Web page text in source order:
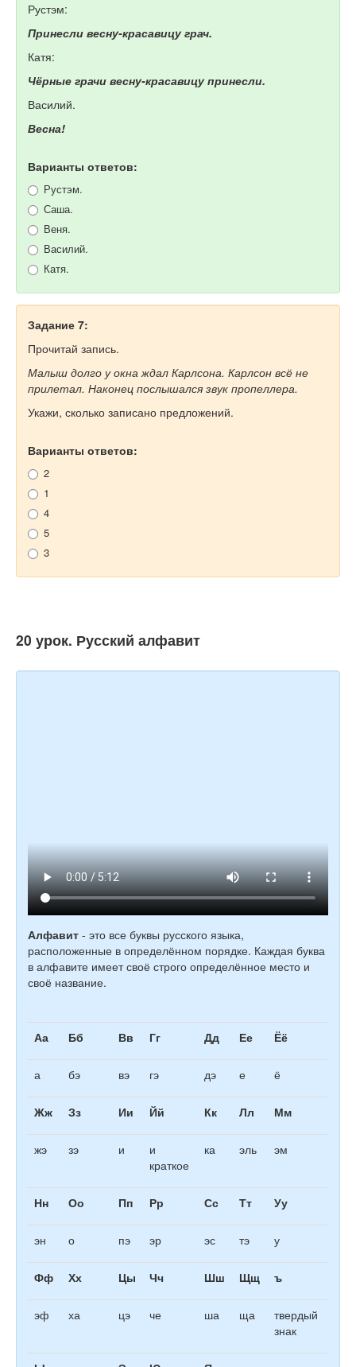
Рустэм:
Принесли весну-красавицу грач.
Катя:
Чёрные грачи весну-красавицу принесли.
Василий.
Весна!
Варианты ответов:
Рустэм.
Саша.
Веня.
Василий.
Катя.
Задание 7:
Прочитай запись.
Малыш долго у окна ждал Карлсона. Карлсон всё не
прилетал. Наконец послышался звук пропеллера.
Укажи, сколько записано предложений.
Варианты ответов:
2
1
4
5
3
20 урок. Русский алфавит
Алфавит - это все буквы русского языка,
расположенные в определённом порядке. Каждая буква
в алфавите имеет своё строго определённое место и
своё название.
Аа Бб Вв Гг Дд Ее Ёё
а бэ вэ гэ дэ е ё
Жж Зз Ии Йй Кк Лл Мм
жэ зэ и
и
краткое
ка эль эм
Нн Оо Пп Рр Сс Тт Уу
эн о пэ эр эс тэ у
Фф Хх Цы Чч Шш Щщ ъ
эф ха цэ че ша ща
твердый
знак